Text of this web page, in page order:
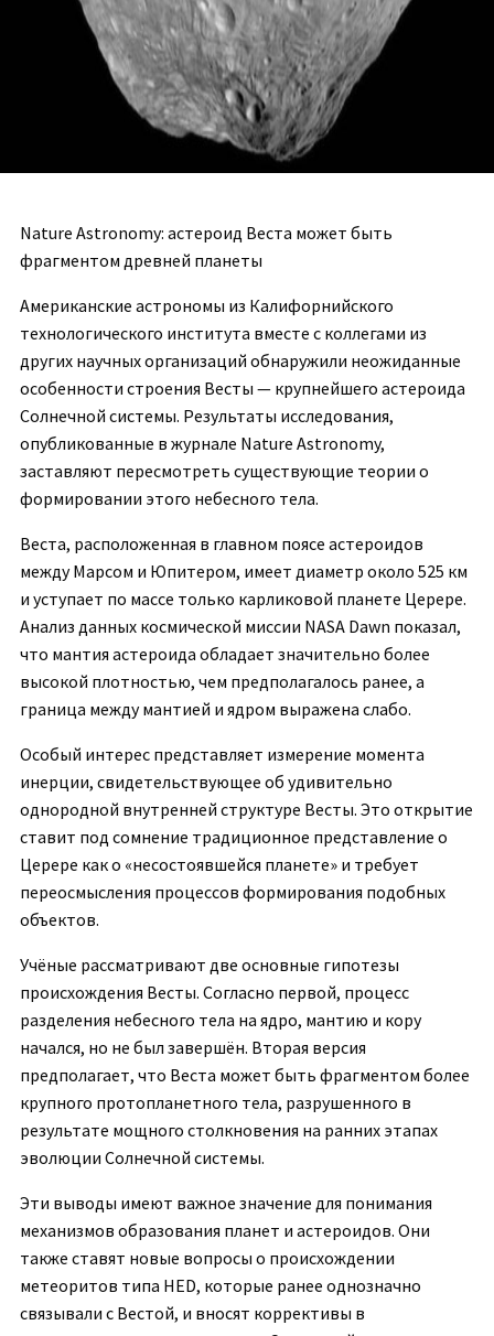
Nature Astronomy: астероид Веста может быть
фрагментом древней планеты
Американские астрономы из Калифорнийского
технологического института вместе с коллегами из
других научных организаций обнаружили неожиданные
особенности строения Весты — крупнейшего астероида
Солнечной системы. Результаты исследования,
опубликованные в журнале Nature Astronomy,
заставляют пересмотреть существующие теории о
формировании этого небесного тела.
Веста, расположенная в главном поясе астероидов
между Марсом и Юпитером, имеет диаметр около 525 км
и уступает по массе только карликовой планете Церере.
Анализ данных космической миссии NASA Dawn показал,
что мантия астероида обладает значительно более
высокой плотностью, чем предполагалось ранее, а
граница между мантией и ядром выражена слабо.
Особый интерес представляет измерение момента
инерции, свидетельствующее об удивительно
однородной внутренней структуре Весты. Это открытие
ставит под сомнение традиционное представление о
Церере как о «несостоявшейся планете» и требует
переосмысления процессов формирования подобных
объектов.
Учёные рассматривают две основные гипотезы
происхождения Весты. Согласно первой, процесс
разделения небесного тела на ядро, мантию и кору
начался, но не был завершён. Вторая версия
предполагает, что Веста может быть фрагментом более
крупного протопланетного тела, разрушенного в
результате мощного столкновения на ранних этапах
эволюции Солнечной системы.
Эти выводы имеют важное значение для понимания
механизмов образования планет и астероидов. Они
также ставят новые вопросы о происхождении
метеоритов типа HED, которые ранее однозначно
связывали с Вестой, и вносят коррективы в